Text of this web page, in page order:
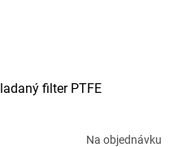
filter PTFE
Na objednávku